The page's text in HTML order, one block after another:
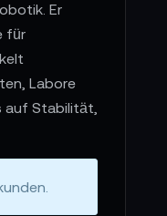
Er
für
Labore
auf Stabilität,